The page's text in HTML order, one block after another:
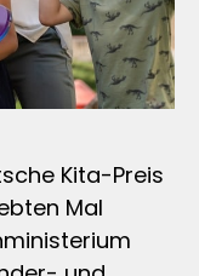
Kita-Preis
Mal